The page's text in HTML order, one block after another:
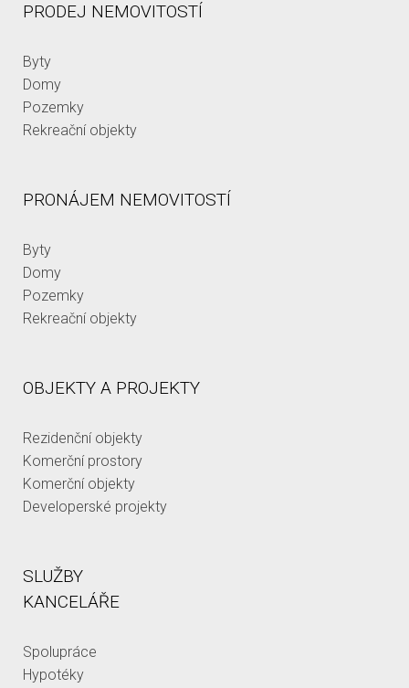
PRODEJ NEMOVITOSTÍ
Byty
Domy
Pozemky
Rekreační objekty
PRONÁJEM NEMOVITOSTÍ
Byty
Domy
Pozemky
Rekreační objekty
OBJEKTY A PROJEKTY
Rezidenční objekty
Komerční prostory
Komerční objekty
Developerské projekty
SLUŽBY
KANCELÁŘE
Spolupráce
Hypotéky